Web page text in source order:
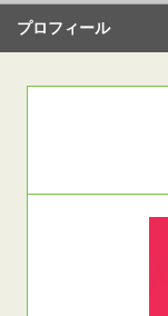
プロフィール